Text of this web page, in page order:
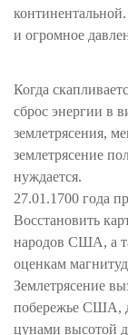
и огромное
Когда
сброс энергии в
землетрясения,
землетрясение
нуждается.
27.01.1700 года
Восстановить
народов США, а
оценкам
Землетрясение
побережье США,
цунами высотой